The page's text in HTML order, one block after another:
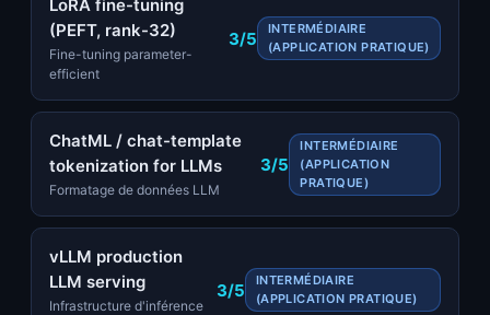
LoRA fine-tuning
(PEFT, rank-32)
Fine-tuning parameter-
efficient
3/5
INTERMÉDIAIRE
(APPLICATION PRATIQUE)
ChatML / chat-template
tokenization for LLMs
Formatage de données LLM
3/5
INTERMÉDIAIRE
(APPLICATION
PRATIQUE)
vLLM production
LLM serving
Infrastructure d'inférence
3/5
INTERMÉDIAIRE
(APPLICATION PRATIQUE)